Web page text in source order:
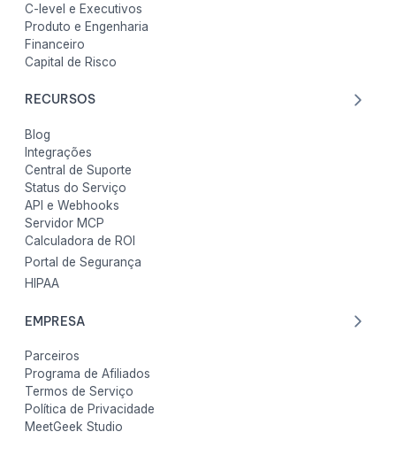
C-level e Executivos
Produto e Engenharia
Financeiro
Capital de Risco
RECURSOS
Blog
Integrações
Central de Suporte
Status do Serviço
API e Webhooks
Servidor MCP
Calculadora de ROI
Portal de Segurança
HIPAA
EMPRESA
Parceiros
Programa de Afiliados
Termos de Serviço
Política de Privacidade
MeetGeek Studio